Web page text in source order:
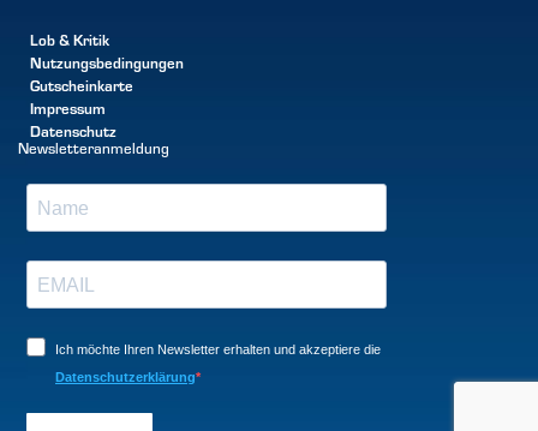
Lob & Kritik
Nutzungsbedingungen
Gutscheinkarte
Impressum
Datenschutz
Newsletteranmeldung
Ich möchte Ihren Newsletter erhalten und akzeptiere die
Datenschutzerklärung